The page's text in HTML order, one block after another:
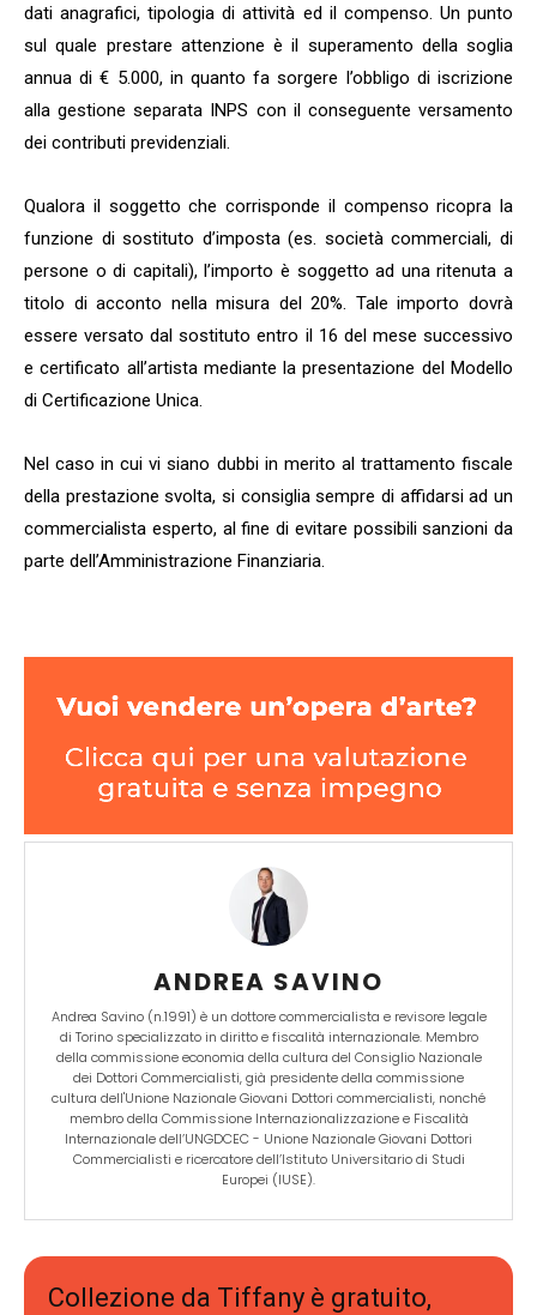
dati anagrafici, tipologia di attività ed il compenso. Un punto
sul quale prestare attenzione è il superamento della soglia
annua di € 5.000, in quanto fa sorgere l’obbligo di iscrizione
alla gestione separata INPS con il conseguente versamento
dei contributi previdenziali.
Qualora il soggetto che corrisponde il compenso ricopra la
funzione di sostituto d’imposta (es. società commerciali, di
persone o di capitali), l’importo è soggetto ad una ritenuta a
titolo di acconto nella misura del 20%. Tale importo dovrà
essere versato dal sostituto entro il 16 del mese successivo
e certificato all’artista mediante la presentazione del Modello
di Certificazione Unica.
Nel caso in cui vi siano dubbi in merito al trattamento fiscale
della prestazione svolta, si consiglia sempre di affidarsi ad un
commercialista esperto, al fine di evitare possibili sanzioni da
parte dell’Amministrazione Finanziaria.
ANDREA SAVINO
Andrea Savino (n.1991) è un dottore commercialista e revisore legale
di Torino specializzato in diritto e fiscalità internazionale. Membro
della commissione economia della cultura del Consiglio Nazionale
dei Dottori Commercialisti, già presidente della commissione
cultura dell'Unione Nazionale Giovani Dottori commercialisti, nonché
membro della Commissione Internazionalizzazione e Fiscalità
Internazionale dell’UNGDCEC - Unione Nazionale Giovani Dottori
Commercialisti e ricercatore dell’Istituto Universitario di Studi
Europei (IUSE).
Collezione da Tiffany è gratuito,